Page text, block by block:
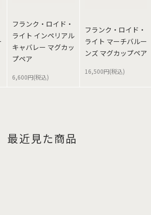
フランク・ロイド・
ライト インペリアル
キャバレー マグカッ
プペア
6,600円(税込)
フランク・ロイド・
ライト マーチバルー
ンズ マグカップペア
16,500円(税込)
最近見た商品